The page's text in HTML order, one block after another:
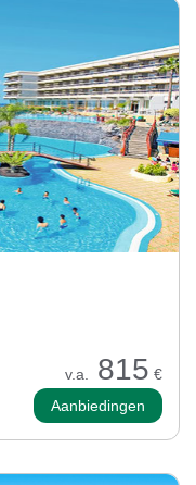
v.a. 815 €
Aanbiedingen